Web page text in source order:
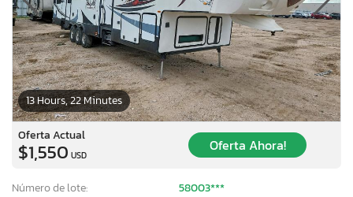
13 Hours, 22 Minutes
Oferta Actual
$1,550 USD
Oferta Ahora!
Número de lote:
58003***